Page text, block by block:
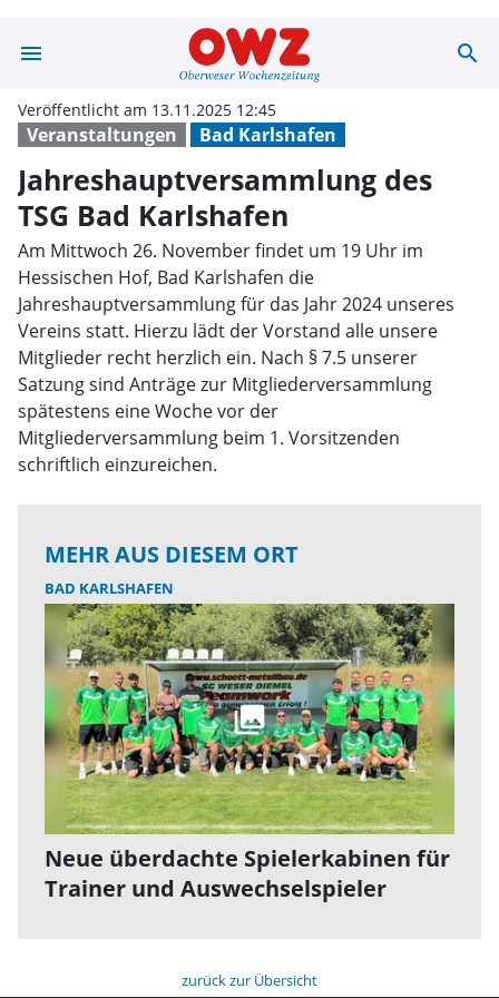
menu search
Veranstaltungen Bad Karlshafen
Veröffentlicht am 13.11.2025 12:45
Jahreshauptversammlung des
TSG Bad Karlshafen
Am Mittwoch 26. November findet um 19 Uhr im
Hessischen Hof, Bad Karlshafen die
Jahreshauptversammlung für das Jahr 2024 unseres
Vereins statt. Hierzu lädt der Vorstand alle unsere
Mitglieder recht herzlich ein. Nach § 7.5 unserer
Satzung sind Anträge zur Mitgliederversammlung
spätestens eine Woche vor der
Mitgliederversammlung beim 1. Vorsitzenden
schriftlich einzureichen.
MEHR AUS DIESEM ORT
BAD KARLSHAFEN
Neue überdachte Spielerkabinen für
Trainer und Auswechselspieler
zurück zur Übersicht